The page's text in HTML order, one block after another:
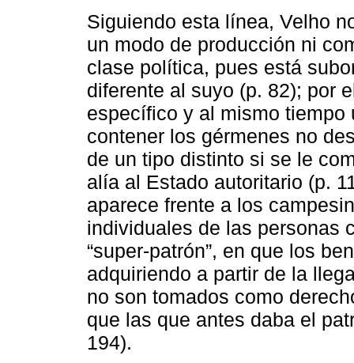
Siguiendo esta línea, Velho
un modo de producción ni
clase política, pues está
diferente al suyo (p. 82); por
específico y al mismo
contener los gérmenes no
de un tipo distinto si se le
alía al Estado autoritario (p.
aparece frente a los
individuales de las personas
“super-patrón”, en que los
adquiriendo a partir de la
no son tomados como
que las que antes daba el
194).